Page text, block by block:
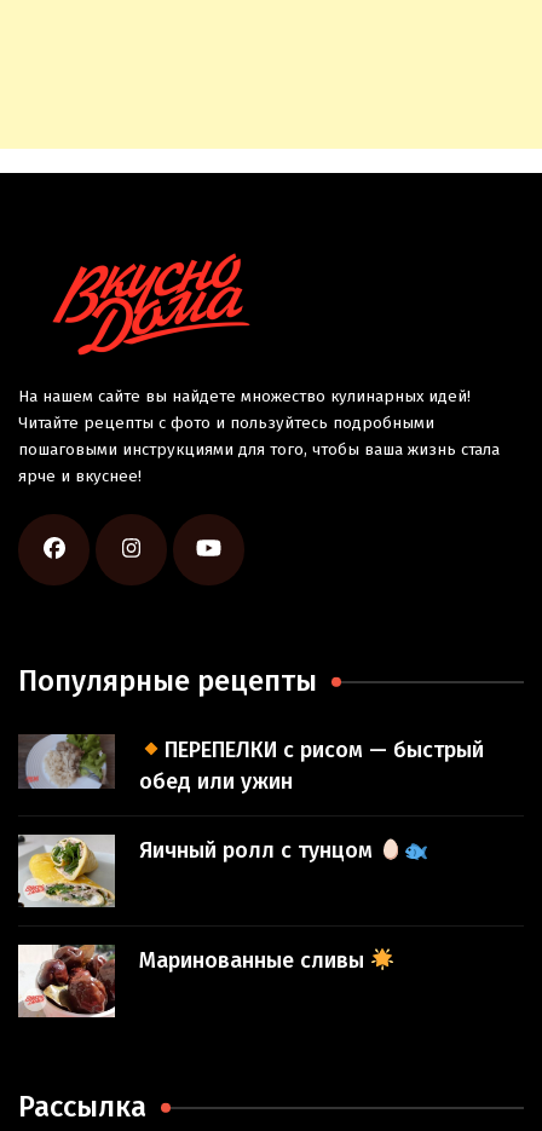
На нашем сайте вы найдете множество кулинарных идей!
Читайте рецепты с фото и пользуйтесь подробными
пошаговыми инструкциями для того, чтобы ваша жизнь стала
ярче и вкуснее!
Популярные рецепты
ПЕРЕПЕЛКИ с рисом — быстрый
обед или ужин
Яичный ролл с тунцом
Маринованные сливы
Рассылка